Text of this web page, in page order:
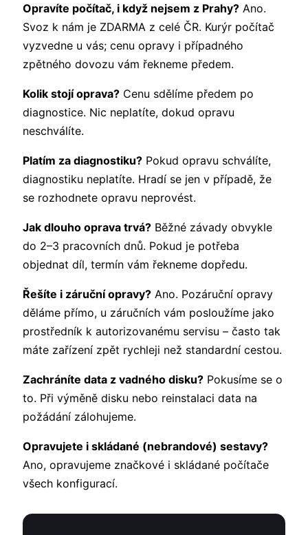
Opravíte počítač, i když nejsem z Prahy? Ano.
Svoz k nám je ZDARMA z celé ČR. Kurýr počítač
vyzvedne u vás; cenu opravy i případného
zpětného dovozu vám řekneme předem.
Kolik stojí oprava? Cenu sdělíme předem po
diagnostice. Nic neplatíte, dokud opravu
neschválíte.
Platím za diagnostiku? Pokud opravu schválíte,
diagnostiku neplatíte. Hradí se jen v případě, že
se rozhodnete opravu neprovést.
Jak dlouho oprava trvá? Běžné závady obvykle
do 2–3 pracovních dnů. Pokud je potřeba
objednat díl, termín vám řekneme dopředu.
Řešíte i záruční opravy? Ano. Pozáruční opravy
děláme přímo, u záručních vám posloužíme jako
prostředník k autorizovanému servisu – často tak
máte zařízení zpět rychleji než standardní cestou.
Zachráníte data z vadného disku? Pokusíme se o
to. Při výměně disku nebo reinstalaci data na
požádání zálohujeme.
Opravujete i skládané (nebrandové) sestavy?
Ano, opravujeme značkové i skládané počítače
všech konfigurací.